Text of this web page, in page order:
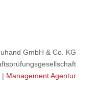
GmbH & Co. KG
| Management Agentur